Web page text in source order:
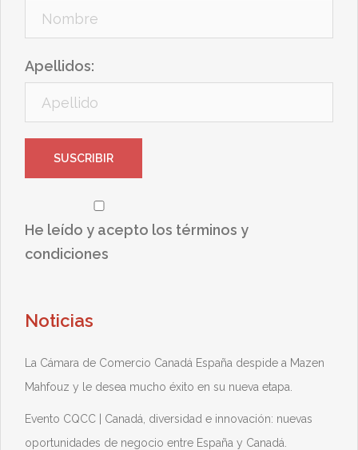
Apellidos:
He leído y acepto los términos y
condiciones
Noticias
La Cámara de Comercio Canadá España despide a Mazen
Mahfouz y le desea mucho éxito en su nueva etapa.
Evento CQCC | Canadá, diversidad e innovación: nuevas
oportunidades de negocio entre España y Canadá.